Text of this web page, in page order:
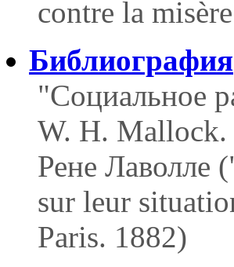
contre la
Библиография
"Социальное
W. H. Mallock.
Рене Лаволле
sur leur
Paris. 1882)